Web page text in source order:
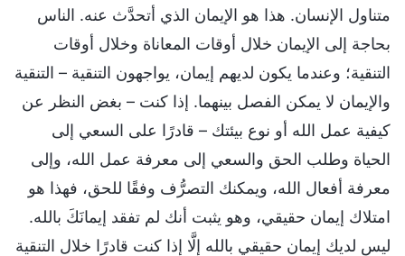
متناول الإنسان. هذا هو الإيمان الذي أتحدَّث عنه. الناس
بحاجة إلى الإيمان خلال أوقات المعاناة وخلال أوقات
التنقية؛ وعندما يكون لديهم إيمان، يواجهون التنقية – التنقية
والإيمان لا يمكن الفصل بينهما. إذا كنت – بغض النظر عن
كيفية عمل الله أو نوع بيئتك – قادرًا على السعي إلى
الحياة وطلب الحق والسعي إلى معرفة عمل الله، وإلى
معرفة أفعال الله، ويمكنك التصرُّف وفقًا للحق، فهذا هو
امتلاك إيمان حقيقي، وهو يثبت أنك لم تفقد إيمانَكَ بالله.
ليس لديك إيمان حقيقي بالله إلَّا إذا كنت قادرًا خلال التنقية